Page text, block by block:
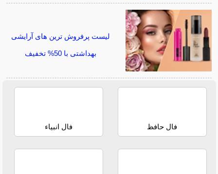
لیست پرفروش ترین های آرایشی
بهداشتی با 50% تخفیف
فال حافظ فال انبیاء